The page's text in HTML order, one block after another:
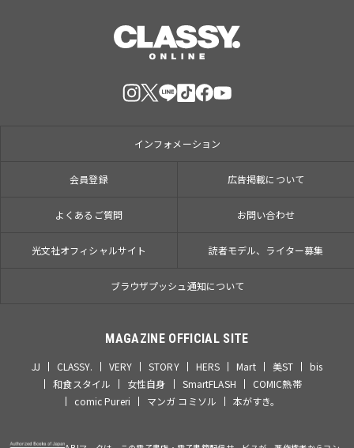
インフォメーション
会員登録 広告掲載について
よくあるご質問 お問い合わせ
光文社オフィシャルサイト 読者モデル、ライター募集
ブラウザプッシュ通知について
MAGAZINE OFFICIAL SITE
JJ CLASSY. VERY STORY HERS Mart 美ST
bis
和食スタイル
女性自身 SmartFLASH
COMIC熱帯
comic Pureri
マンガ コミソル 本がすき。